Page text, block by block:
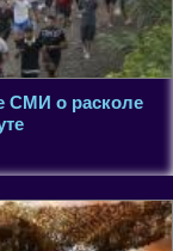
СМИ о расколе